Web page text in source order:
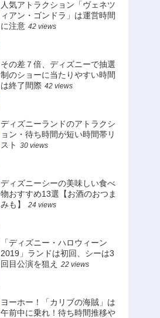
人気アトラクション「ヴェネツ
ィアン・ゴンドラ」は運営時間
に注意 42 views
その差７倍、ディズニーで抽選
制のショーに当たりやすい時間
は終了間際 42 views
ディズニーランドのアトラクシ
ョン・待ち時間が短い時間帯リ
スト
30 views
ディズニーシーの美味しい食べ
物おすすめ13選【お酒のおつま
みも】
24 views
「ディズニー・ハロウィーン
2019」ランドは初回、シーは3
回目公演を狙え
22 views
ヨーホー！「カリブの海賊」は
午前中に乗れ！待ち時間推移や